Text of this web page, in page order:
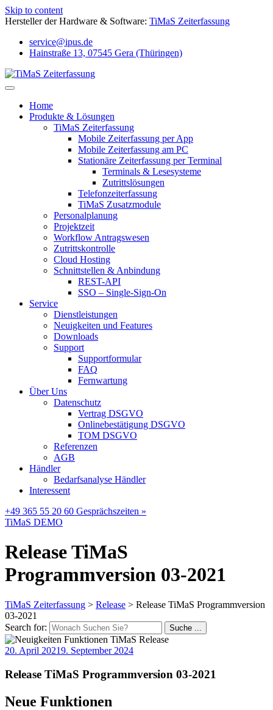
Skip to content
Hersteller der Hardware & Software: TiMaS Zeiterfassung
service@ipus.de
Hainstraße 13, 07545 Gera (Thüringen)
Home
Produkte & Lösungen
TiMaS Zeiterfassung
Mobile Zeiterfassung per App
Mobile Zeiterfassung am PC
Stationäre Zeiterfassung per Terminal
Terminals & Lesesysteme
Zutrittslösungen
Telefonzeiterfassung
TiMaS Zusatzmodule
Personalplanung
Projektzeit
Workflow Antragswesen
Zutrittskontrolle
Cloud Hosting
Schnittstellen & Anbindung
REST-API
SSO – Single-Sign-On
Service
Dienstleistungen
Neuigkeiten und Features
Downloads
Support
Supportformular
FAQ
Fernwartung
Über Uns
Datenschutz
Vertrag DSGVO
Onlinebestätigung DSGVO
TOM DSGVO
Referenzen
AGB
Händler
Bedarfsanalyse Händler
Interessent
+49 365 55 20 60 Gesprächszeiten »
TiMaS DEMO
Release TiMaS
Programmversion 03-2021
TiMaS Zeiterfassung > Release > Release TiMaS Programmversion
03-2021
Search for:
Suche ...
20. April 20219. September 2024
Release TiMaS Programmversion 03-2021
Neue Funktionen